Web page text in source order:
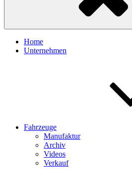
Home
Unternehmen
Fahrzeuge
Manufaktur
Archiv
Videos
Verkauf